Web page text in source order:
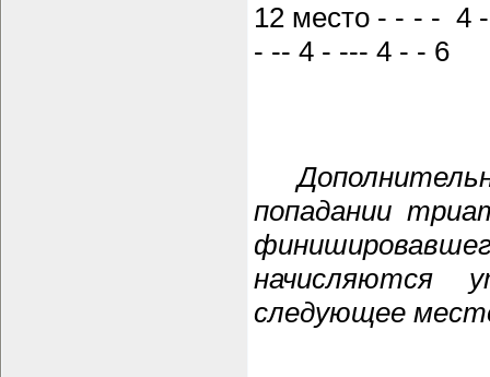
12 место - - - - 4
- -- 4 - --- 4 - - 6
попадании
начисляются
следующее